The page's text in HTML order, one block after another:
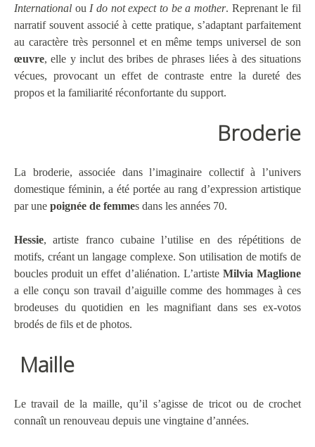
International ou I do not expect to be a mother. Reprenant le fil
narratif souvent associé à cette pratique, s’adaptant parfaitement
au caractère très personnel et en même temps universel de son
œuvre, elle y inclut des bribes de phrases liées à des situations
vécues, provocant un effet de contraste entre la dureté des
propos et la familiarité réconfortante du support.
Broderie
La broderie, associée dans l’imaginaire collectif à l’univers
domestique féminin, a été portée au rang d’expression artistique
par une poignée de femmes dans les années 70.
Hessie, artiste franco cubaine l’utilise en des répétitions de
motifs, créant un langage complexe. Son utilisation de motifs de
boucles produit un effet d’aliénation. L’artiste Milvia Maglione
a elle conçu son travail d’aiguille comme des hommages à ces
brodeuses du quotidien en les magnifiant dans ses ex-votos
brodés de fils et de photos.
Maille
Le travail de la maille, qu’il s’agisse de tricot ou de crochet
connaît un renouveau depuis une vingtaine d’années.